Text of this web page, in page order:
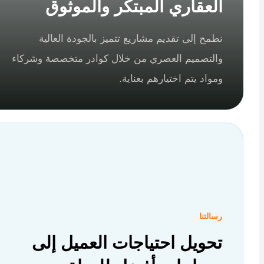
العقاري المبتكر والموثوق
نطمح إلى تقديم مشاريع تتميز بالجودة العالية
والتصميم العصري من خلال كوادر متخصصة وشركاء
ومواد يتم اختيارهم بعناية.
تحويل احتياجات العميل إلى